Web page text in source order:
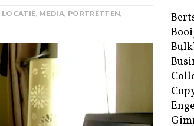
LOCATIE, MEDIA, PORTRETTEN,